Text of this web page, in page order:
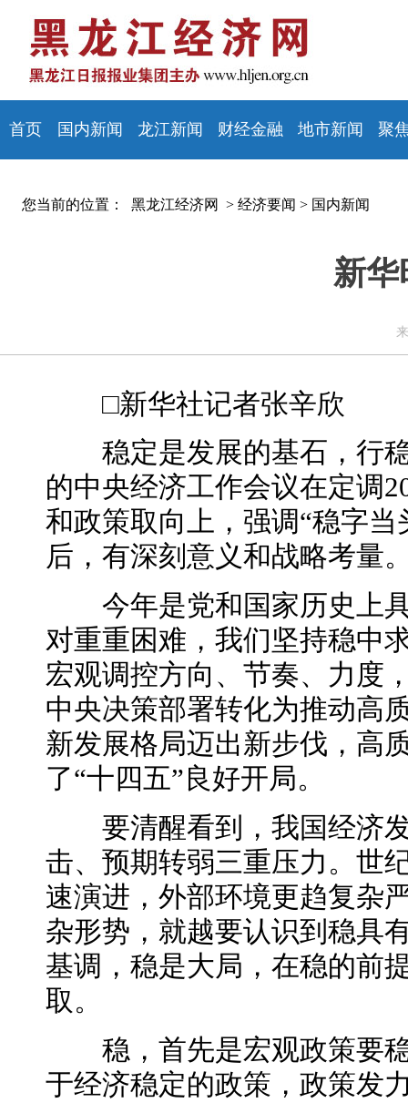
首页 国内新闻 龙江新闻 财经金融 地市新闻 聚
您当前的位置： 黑龙江经济网 > 经济要闻 > 国内新闻
新华
□新华社记者张辛欣
稳定是发展的基石，行稳
的中央经济工作会议在定调
和政策取向上，强调“稳字当
后，有深刻意义和战略考量
今年是党和国家历史上具
对重重困难，我们坚持稳中
宏观调控方向、节奏、力度
中央决策部署转化为推动高
新发展格局迈出新步伐，高
了“十四五”良好开局。
要清醒看到，我国经济发
击、预期转弱三重压力。世
速演进，外部环境更趋复杂
杂形势，就越要认识到稳具
基调，稳是大局，在稳的前
取。
稳，首先是宏观政策要稳
于经济稳定的政策，政策发